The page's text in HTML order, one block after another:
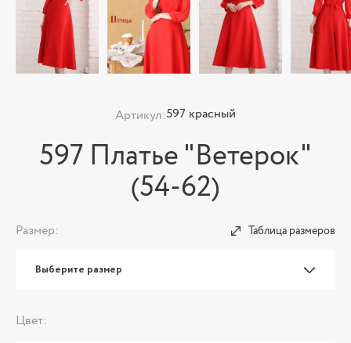
Артикул:597 красный
597 Платье "Ветерок"
(54-62)
Размер: Таблица размеров
Выберите размер
Цвет: